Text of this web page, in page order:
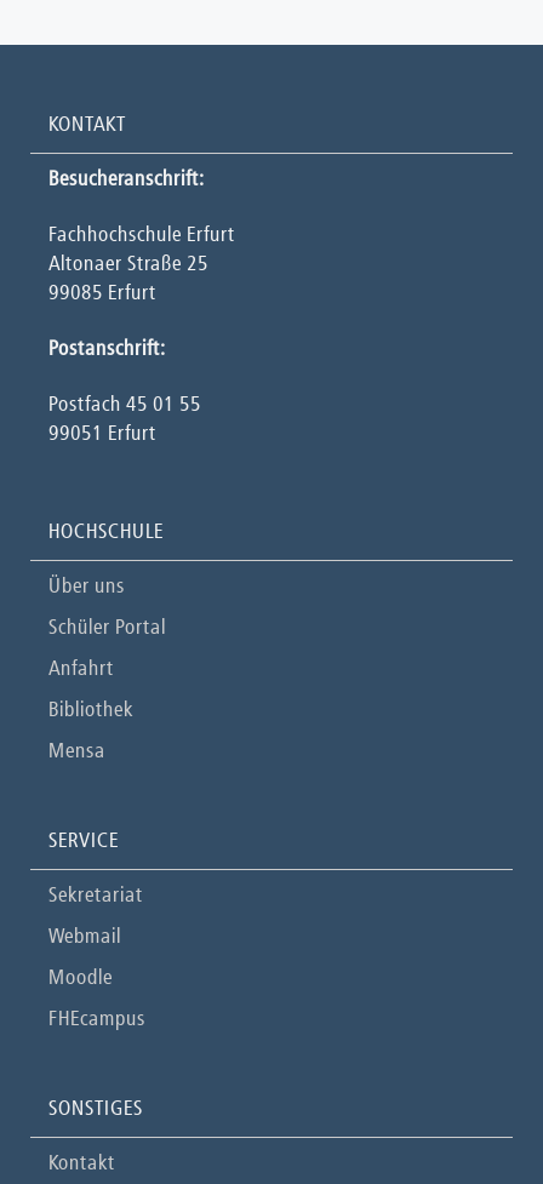
KONTAKT
Besucheranschrift:
Fachhochschule Erfurt
Altonaer Straße 25
99085 Erfurt
Postanschrift:
Postfach 45 01 55
99051 Erfurt
HOCHSCHULE
Über uns
Schüler Portal
Anfahrt
Bibliothek
Mensa
SERVICE
Sekretariat
Webmail
Moodle
FHEcampus
SONSTIGES
Kontakt